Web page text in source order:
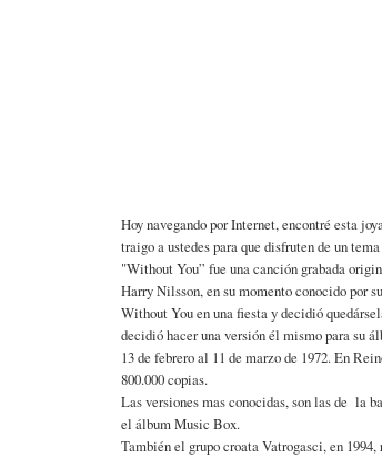
Hoy navegando por Internet, encontré esta
traigo a ustedes para que disfruten de un
"Without You” fue una canción grabada
Harry Nilsson, en su momento conocido por
Without You en una fiesta y decidió
decidió hacer una versión él mismo para su
13 de febrero al 11 de marzo de 1972. En
800.000 copias.
Las versiones mas conocidas, son las de la
el álbum Music Box.
También el grupo croata Vatrogasci, en